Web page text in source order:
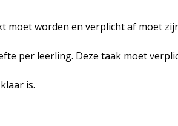
moet worden en verplicht af moet
per leerling. Deze taak moet
is.